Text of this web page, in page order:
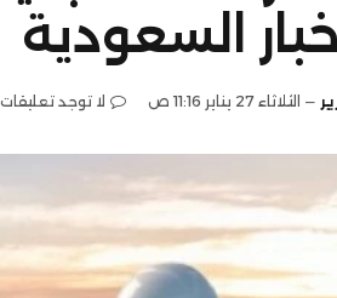
السعودية
الثلاثاء 27 يناير 11:16 ص لا توجد تعليقات